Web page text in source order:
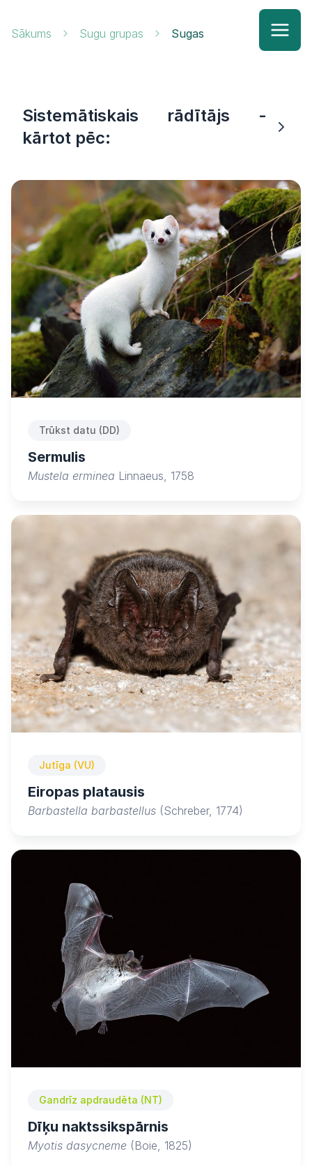
Sākums Sugu grupas Sugas
Sistemātiskais rādītājs -
kārtot pēc:
Trūkst datu (DD)
Sermulis
Mustela erminea Linnaeus, 1758
Jutīga (VU)
Eiropas platausis
Barbastella barbastellus (Schreber, 1774)
Gandrīz apdraudēta (NT)
Dīķu naktssikspārnis
Myotis dasycneme (Boie, 1825)